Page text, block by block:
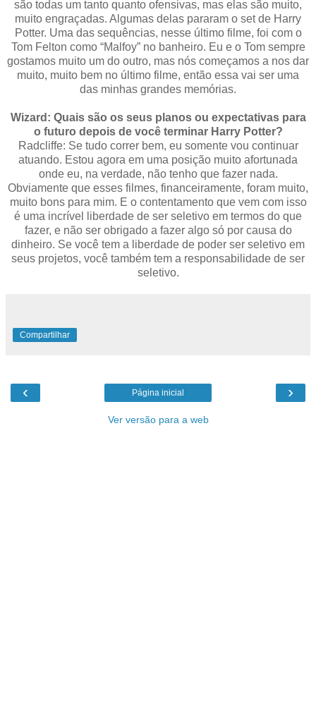
são todas um tanto quanto ofensivas, mas elas são muito,
muito engraçadas. Algumas delas pararam o set de Harry
Potter. Uma das sequências, nesse último filme, foi com o
Tom Felton como “Malfoy” no banheiro. Eu e o Tom sempre
gostamos muito um do outro, mas nós começamos a nos dar
muito, muito bem no último filme, então essa vai ser uma
das minhas grandes memórias.
Wizard: Quais são os seus planos ou expectativas para
o futuro depois de você terminar Harry Potter?
Radcliffe: Se tudo correr bem, eu somente vou continuar
atuando. Estou agora em uma posição muito afortunada
onde eu, na verdade, não tenho que fazer nada.
Obviamente que esses filmes, financeiramente, foram muito,
muito bons para mim. E o contentamento que vem com isso
é uma incrível liberdade de ser seletivo em termos do que
fazer, e não ser obrigado a fazer algo só por causa do
dinheiro. Se você tem a liberdade de poder ser seletivo em
seus projetos, você também tem a responsabilidade de ser
seletivo.
Compartilhar
‹ ›
Página inicial
Ver versão para a web